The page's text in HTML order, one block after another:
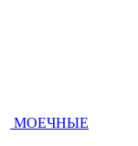
МОЕЧНЫЕ